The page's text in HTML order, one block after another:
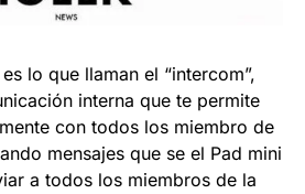
lo que llaman el “intercom”,
interna que te permite
con todos los miembro de
mensajes que se el Pad mini
a todos los miembros de la